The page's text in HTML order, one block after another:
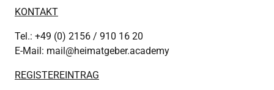
KONTAKT
Tel.: +49 (0) 2156 / 910 16 20
E-Mail: mail@heimatgeber.academy
REGISTEREINTRAG